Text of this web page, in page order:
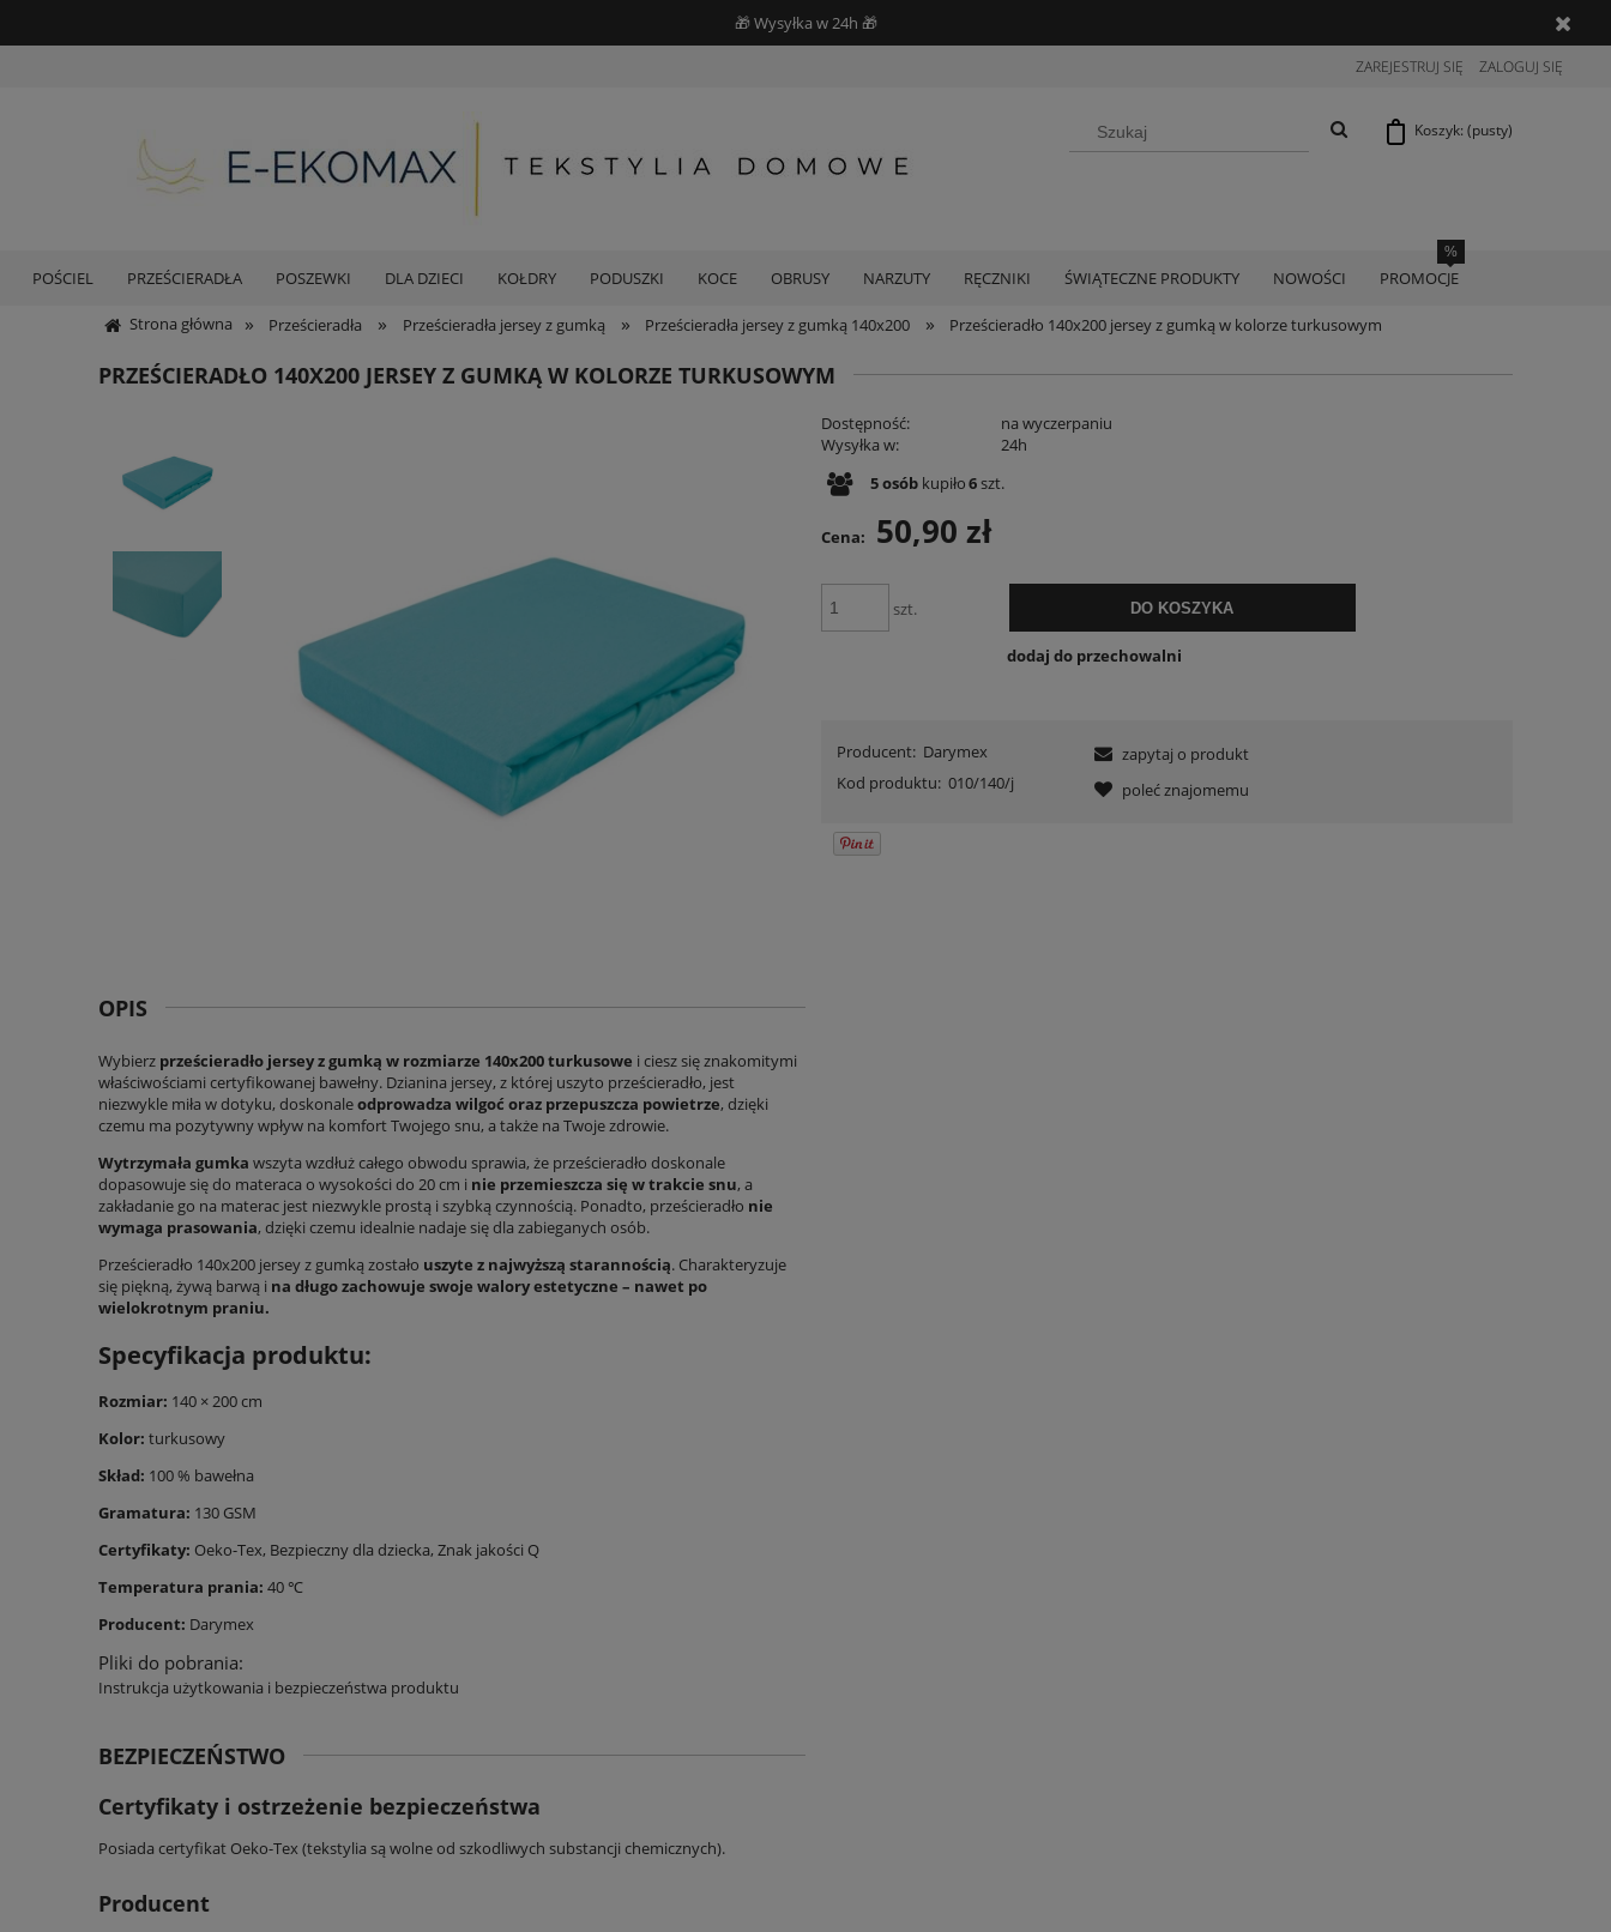
🎁 Wysyłka w 24h 🎁
ZAREJESTRUJ SIĘ ZALOGUJ SIĘ
Koszyk: (pusty)
POŚCIEL PRZEŚCIERADŁA POSZEWKI DLA DZIECI KOŁDRY PODUSZKI KOCE OBRUSY NARZUTY RĘCZNIKI ŚWIĄTECZNE PRODUKTY NOWOŚCI PROMOCJE
Strona główna » Prześcieradła » Prześcieradła jersey z gumką » Prześcieradła jersey z gumką 140x200 » Prześcieradło 140x200 jersey z gumką w kolorze turkusowym
PRZEŚCIERADŁO 140X200 JERSEY Z GUMKĄ W KOLORZE TURKUSOWYM
Dostępność:
na wyczerpaniu
Wysyłka w:
24h
5osóbkupiło6szt.
Cena: 50,90 zł
szt. DO KOSZYKA
dodaj do przechowalni
Producent: Darymex
Kod produktu: 010/140/j
zapytaj o produkt
poleć znajomemu
OPIS
Wybierz prześcieradło jersey z gumką w rozmiarze 140x200 turkusowe i ciesz się znakomitymi
właściwościami certyfikowanej bawełny. Dzianina jersey, z której uszyto prześcieradło, jest
niezwykle miła w dotyku, doskonaleodprowadza wilgoć oraz przepuszcza powietrze, dzięki
czemu ma pozytywny wpływ na komfort Twojego snu, a także na Twoje zdrowie.
Wytrzymała gumka wszyta wzdłuż całego obwodu sprawia, że prześcieradło doskonale
dopasowuje się do materaca o wysokości do 20 cm i nie przemieszcza się w trakcie snu, a
zakładanie go na materac jest niezwykle prostą i szybką czynnością. Ponadto, prześcieradło nie
wymaga prasowania, dzięki czemu idealnie nadaje się dla zabieganych osób.
Prześcieradło 140x200 jersey z gumką zostało uszyte z najwyższą starannością. Charakteryzuje
się piękną, żywą barwą i na długo zachowuje swoje walory estetyczne – nawet po
wielokrotnym praniu.
Specyfikacja produktu:
Rozmiar: 140 × 200 cm
Kolor: turkusowy
Skład: 100 % bawełna
Gramatura: 130 GSM
Certyfikaty: Oeko-Tex, Bezpieczny dla dziecka, Znak jakości Q
Temperatura prania: 40 ℃
Producent: Darymex
Pliki do pobrania:
Instrukcja użytkowania i bezpieczeństwa produktu
BEZPIECZEŃSTWO
Certyfikaty i ostrzeżenie bezpieczeństwa
Posiada certyfikat Oeko-Tex (tekstylia są wolne od szkodliwych substancji chemicznych).
Producent